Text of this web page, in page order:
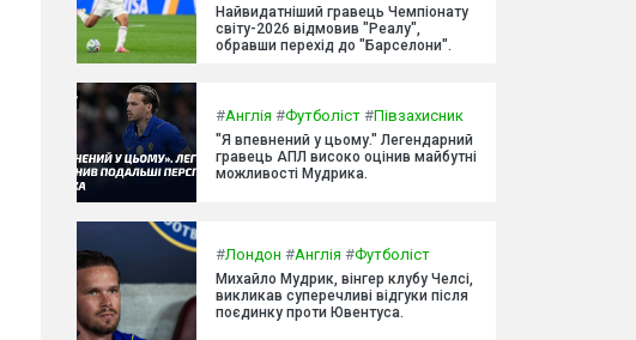
Найвидатніший гравець Чемпіонату
світу-2026 відмовив "Реалу",
обравши перехід до "Барселони".
#Англія #Футболіст #Півзахисник
"Я впевнений у цьому." Легендарний
гравець АПЛ високо оцінив майбутні
можливості Мудрика.
#Лондон #Англія #Футболіст
Михайло Мудрик, вінгер клубу Челсі,
викликав суперечливі відгуки після
поєдинку проти Ювентуса.